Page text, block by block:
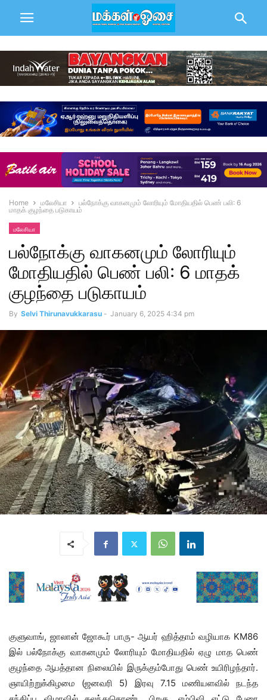
Home மலேசியா
பல்நோக்கு வாகனமும் லோரியும் மோதியதில் பெண் பலி: 6
மாதக் குழந்தை படுகாயம்
மலேசியா
பல்நோக்கு வாகனமும் லோரியும்
மோதியதில் பெண் பலி: 6 மாதக்
குழந்தை படுகாயம்
By Selvi Thirunavukkarasu - January 6, 2025 4:34 pm
குளுவாங், ஜாலான் ஜோகூர் பாரு- ஆயர் ஹித்தாம் வழியாக KM86
இல் பல்நோக்கு வாகனமும் லோரியும் மோதியதில் ஏழு மாத பெண்
குழந்தை ஆபத்தான நிலையில் இருக்கும்போது பெண் உயிரிழந்தார்.
ஞாயிற்றுக்கிழமை (ஜனவரி 5) இரவு 7.15 மணியளவில் நடந்த